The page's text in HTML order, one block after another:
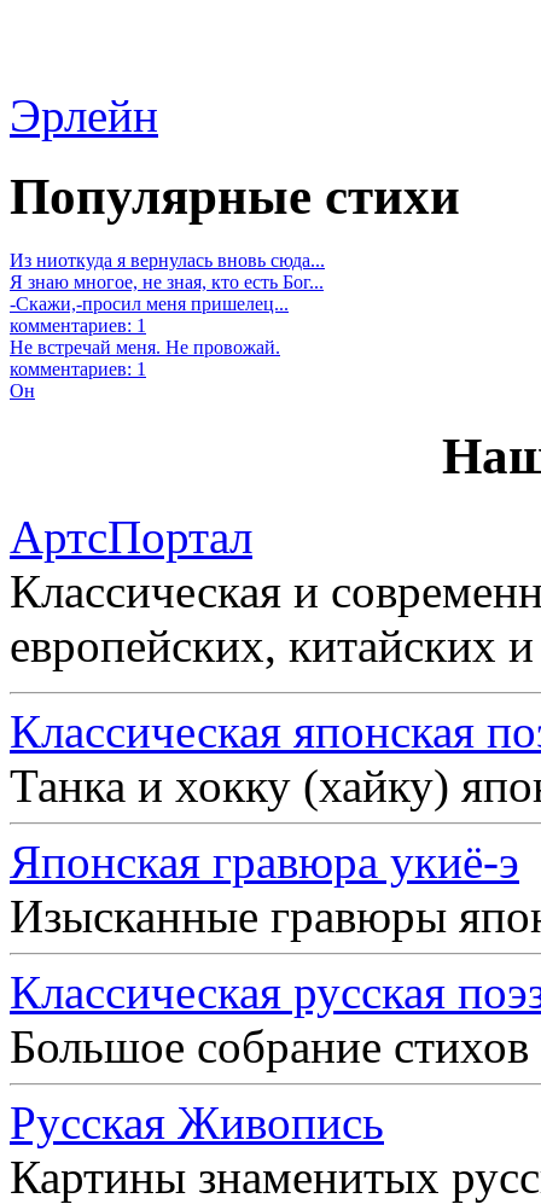
Эрлейн
Популярные стихи
Из ниоткуда я вернулась вновь сюда...
Я знаю многое, не зная, кто есть Бог...
-Скажи,-просил меня пришелец...
комментариев: 1
Не встречай меня. Не провожай.
комментариев: 1
Он
АртсПортал
Классическая и
европейских, китайских
Классическая японская
Танка и хокку (хайку)
Японская гравюра укиё-э
Изысканные гравюры
Классическая русская
Большое собрание
Русская Живопись
Картины знаменитых